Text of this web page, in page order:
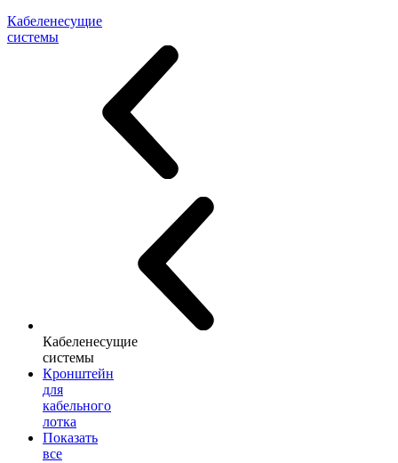
Кабеленесущие
системы
Кабеленесущие
системы
Кронштейн
для
кабельного
лотка
Показать
все